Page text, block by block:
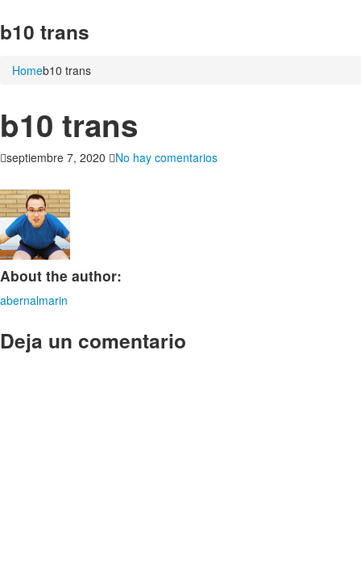
b10 trans
Homeb10 trans
b10 trans
septiembre 7, 2020 No hay comentariosen
About the author:
abernalmarin
Deja un comentario